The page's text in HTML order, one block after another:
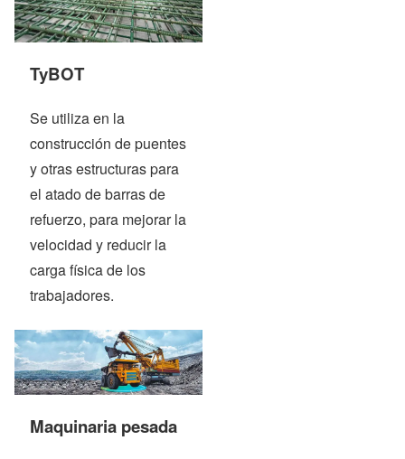
TyBOT
Se utiliza en la
construcción de puentes
y otras estructuras para
el atado de barras de
refuerzo, para mejorar la
velocidad y reducir la
carga física de los
trabajadores.
Maquinaria pesada